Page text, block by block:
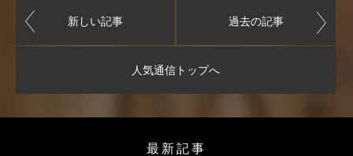
新しい記事
人気通信トップへ
過去の記事
最新記事